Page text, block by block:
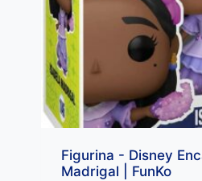
Figurina - Disney
Madrigal | FunKo